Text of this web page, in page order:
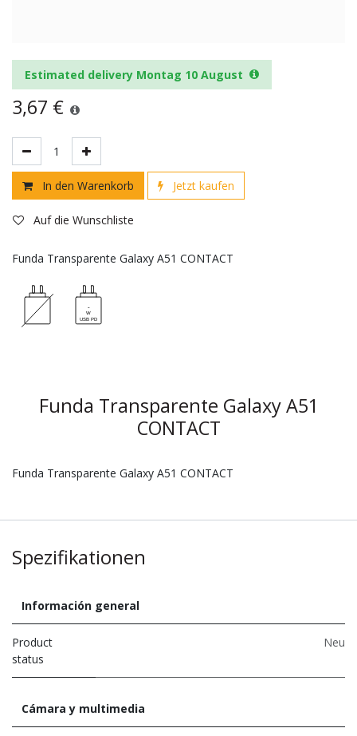
Estimated delivery Montag 10 August
3,67 €
In den Warenkorb Jetzt kaufen
Auf die Wunschliste
Funda Transparente Galaxy A51 CONTACT
Funda Transparente Galaxy A51
CONTACT
Funda Transparente Galaxy A51 CONTACT
Spezifikationen
Información general
Product
status
Neu
Cámara y multimedia